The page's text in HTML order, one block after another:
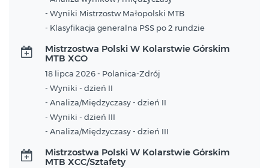
- Wyniki Mistrzostw Małopolski MTB
- Klasyfikacja generalna PSS po 2 rundzie
Mistrzostwa Polski W Kolarstwie Górskim
MTB XCO
18 lipca 2026 - Polanica-Zdrój
- Wyniki - dzień II
- Analiza/Międzyczasy - dzień II
- Wyniki - dzień III
- Analiza/Międzyczasy - dzień III
Mistrzostwa Polski W Kolarstwie Górskim
MTB XCC/Sztafety